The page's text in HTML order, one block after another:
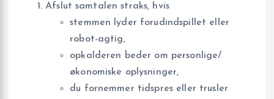
Afslut samtalen straks, hvis
stemmen lyder forudindspillet eller
robot-agtig,
opkalderen beder om personlige/
økonomiske oplysninger,
du fornemmer tidspres eller trusler